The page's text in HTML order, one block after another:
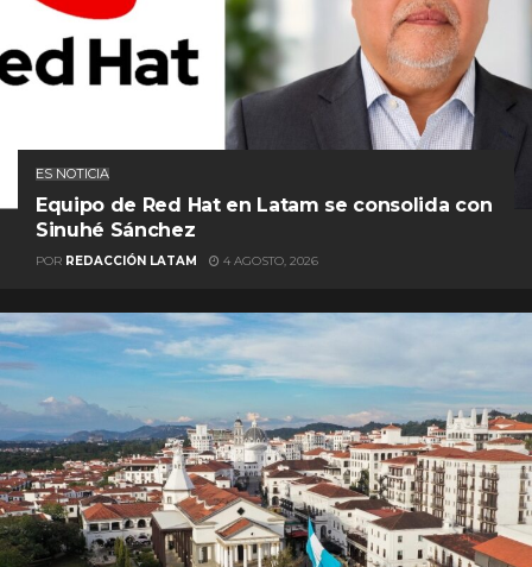
ES NOTICIA
Equipo de Red Hat en Latam se consolida con
Sinuhé Sánchez
POR REDACCIÓN LATAM 4 AGOSTO, 2026